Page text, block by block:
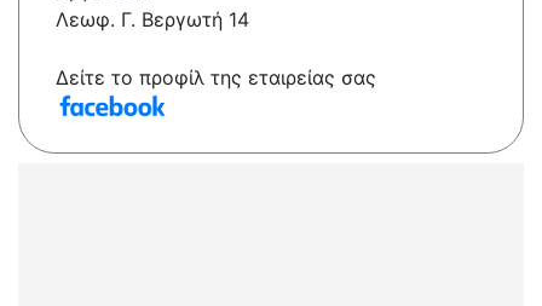
Λεωφ. Γ. Βεργωτή 14
Δείτε το προφίλ της εταιρείας σας